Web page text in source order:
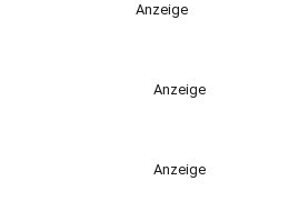
Anzeige
Anzeige
Anzeige